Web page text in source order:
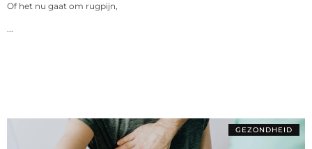
Of het nu gaat om rugpijn,
GEZONDHEID